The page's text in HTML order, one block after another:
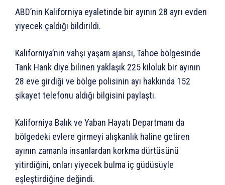
ABD’nin Kaliforniya eyaletinde bir ayının 28 ayrı evden
yiyecek çaldığı bildirildi.
Kaliforniya’nın vahşi yaşam ajansı, Tahoe bölgesinde
Tank Hank diye bilinen yaklaşık 225 kiloluk bir ayının
28 eve girdiği ve bölge polisinin ayı hakkında 152
şikayet telefonu aldığı bilgisini paylaştı.
Kaliforniya Balık ve Yaban Hayatı Departmanı da
bölgedeki evlere girmeyi alışkanlık haline getiren
ayının zamanla insanlardan korkma dürtüsünü
yitirdiğini, onları yiyecek bulma iç güdüsüyle
eşleştirdiğine değindi.